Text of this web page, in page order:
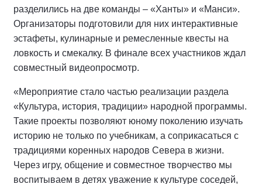
разделились на две команды – «Ханты» и «Манси».
Организаторы подготовили для них интерактивные
эстафеты, кулинарные и ремесленные квесты на
ловкость и смекалку. В финале всех участников ждал
совместный видеопросмотр.
«Мероприятие стало частью реализации раздела
«Культура, история, традиции» народной программы.
Такие проекты позволяют юному поколению изучать
историю не только по учебникам, а соприкасаться с
традициями коренных народов Севера в жизни.
Через игру, общение и совместное творчество мы
воспитываем в детях уважение к культуре соседей,